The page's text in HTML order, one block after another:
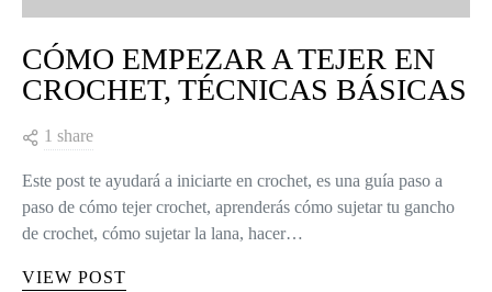
CÓMO EMPEZAR A TEJER EN
CROCHET, TÉCNICAS BÁSICAS
1 share
Este post te ayudará a iniciarte en crochet, es una guía paso a
paso de cómo tejer crochet, aprenderás cómo sujetar tu gancho
de crochet, cómo sujetar la lana, hacer…
VIEW POST